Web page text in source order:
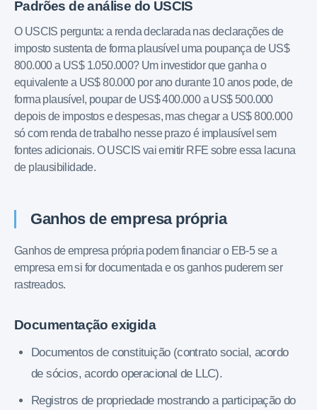
Padrões de análise do USCIS
O USCIS pergunta: a renda declarada nas declarações de
imposto sustenta de forma plausível uma poupança de US$
800.000 a US$ 1.050.000? Um investidor que ganha o
equivalente a US$ 80.000 por ano durante 10 anos pode, de
forma plausível, poupar de US$ 400.000 a US$ 500.000
depois de impostos e despesas, mas chegar a US$ 800.000
só com renda de trabalho nesse prazo é implausível sem
fontes adicionais. O USCIS vai emitir RFE sobre essa lacuna
de plausibilidade.
Ganhos de empresa própria
Ganhos de empresa própria podem financiar o EB-5 se a
empresa em si for documentada e os ganhos puderem ser
rastreados.
Documentação exigida
Documentos de constituição (contrato social, acordo
de sócios, acordo operacional de LLC).
Registros de propriedade mostrando a participação do